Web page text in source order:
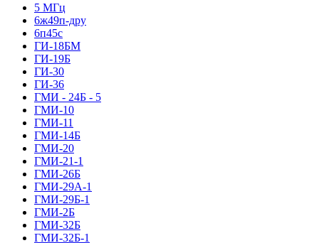
5 МГц
6ж49п-дру
6п45с
ГИ-18БМ
ГИ-19Б
ГИ-30
ГИ-36
ГМИ - 24Б - 5
ГМИ-10
ГМИ-11
ГМИ-14Б
ГМИ-20
ГМИ-21-1
ГМИ-26Б
ГМИ-29А-1
ГМИ-29Б-1
ГМИ-2Б
ГМИ-32Б
ГМИ-32Б-1